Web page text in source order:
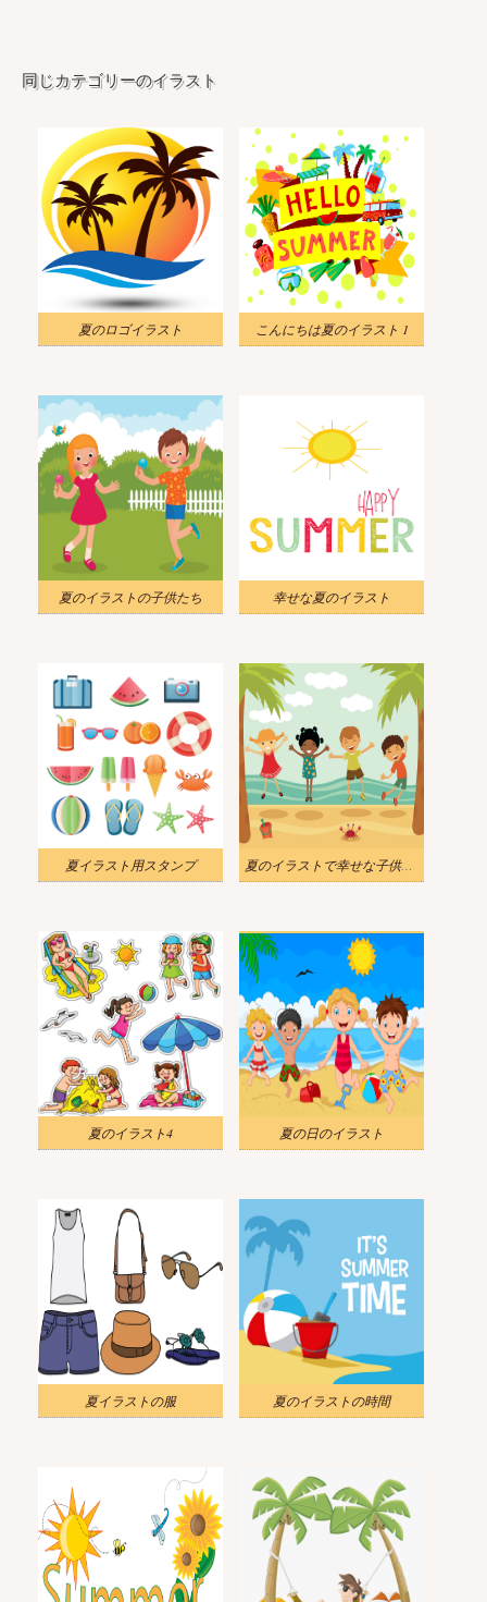
同じカテゴリーのイラスト
夏のロゴイラスト こんにちは夏のイラスト 1
夏のイラストの子供たち 幸せな夏のイラスト
夏イラスト用スタンプ 夏のイラストで幸せな子供たち
夏のイラスト4 夏の日のイラスト
夏イラストの服 夏のイラストの時間